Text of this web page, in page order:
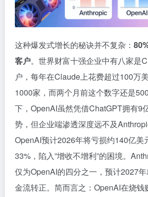
这种爆发式增长的秘诀并不复杂：
客户。世界财富十强企业中有八家是
户，每年在Claude上花费超过100万
1000家，而两个月前这个数字还是
下，OpenAI虽然凭借ChatGPT拥有9
势，但企业端渗透深度远不及
OpenAI预计2026年将亏损约140亿美
33%，陷入”增收不增利”的困境。
仅为OpenAI的四分之一，预计2027
金流转正。简而言之：OpenAI在烧钱